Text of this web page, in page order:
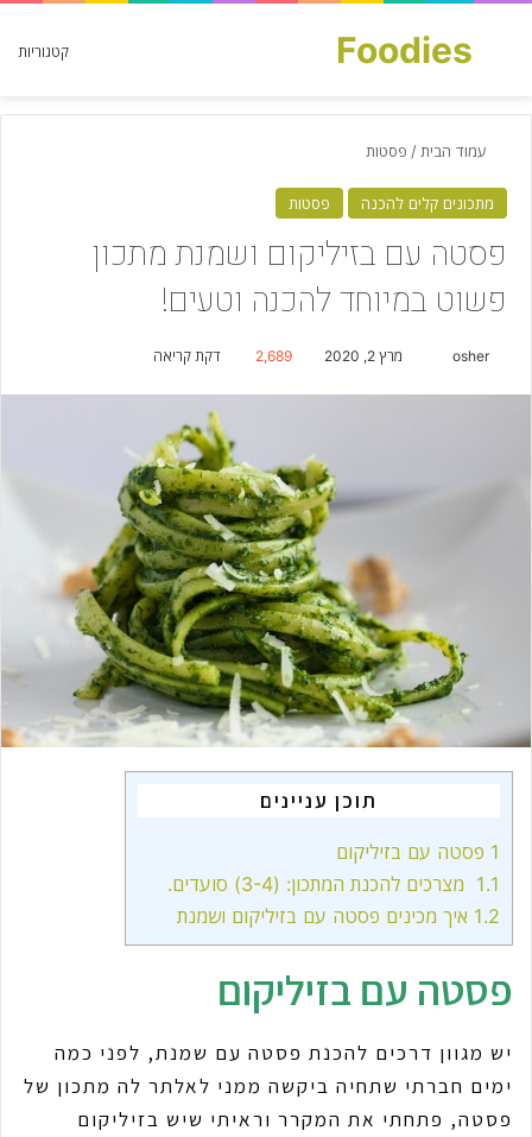
קטגוריות Foodies
חפש עבור
עמוד הבית / פסטות
מתכונים קלים להכנה פסטות
פסטה עם בזיליקום ושמנת מתכון
פשוט במיוחד להכנה וטעים!
osher
l
מרץ 2, 2020 2,689 דקת קריאה
תוכן עניינים
1 פסטה עם בזיליקום
1.1 מצרכים להכנת המתכון: (3-4) סועדים.
1.2 איך מכינים פסטה עם בזיליקום ושמנת
פסטה עם בזיליקום
יש מגוון דרכים להכנת פסטה עם שמנת, לפני כמה
ימים חברתי שתחיה ביקשה ממני לאלתר לה מתכון של
פסטה, פתחתי את המקרר וראיתי שיש בזיליקום